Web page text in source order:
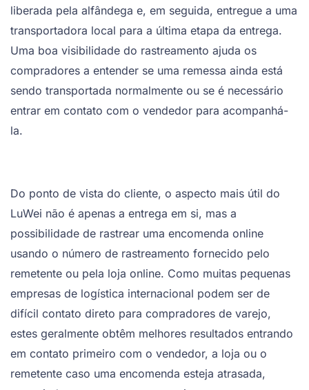
liberada pela alfândega e, em seguida, entregue a uma
transportadora local para a última etapa da entrega.
Uma boa visibilidade do rastreamento ajuda os
compradores a entender se uma remessa ainda está
sendo transportada normalmente ou se é necessário
entrar em contato com o vendedor para acompanhá-
la.
Do ponto de vista do cliente, o aspecto mais útil do
LuWei não é apenas a entrega em si, mas a
possibilidade de rastrear uma encomenda online
usando o número de rastreamento fornecido pelo
remetente ou pela loja online. Como muitas pequenas
empresas de logística internacional podem ser de
difícil contato direto para compradores de varejo,
estes geralmente obtêm melhores resultados entrando
em contato primeiro com o vendedor, a loja ou o
remetente caso uma encomenda esteja atrasada,